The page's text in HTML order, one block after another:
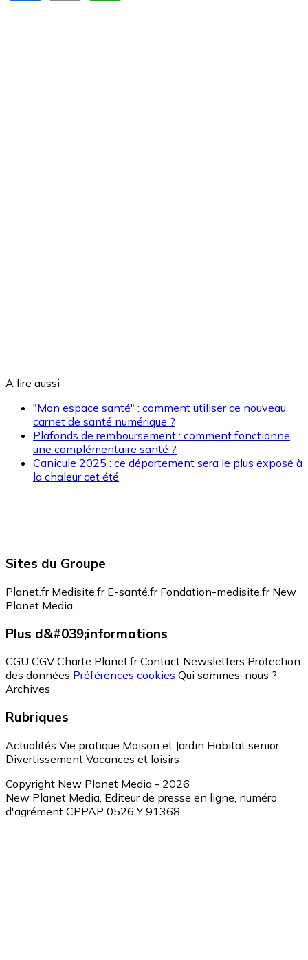
A lire aussi
"Mon espace santé" : comment utiliser ce nouveau
carnet de santé numérique ?
Plafonds de remboursement : comment fonctionne
une complémentaire santé ?
Canicule 2025 : ce département sera le plus exposé à
la chaleur cet été
Sites du Groupe
Planet.fr Medisite.fr E-santé.fr Fondation-medisite.fr New
Planet Media
Plus d&#039;informations
CGU CGV Charte Planet.fr Contact Newsletters Protection
des données Préférences cookies Qui sommes-nous ?
Archives
Rubriques
Actualités Vie pratique Maison et Jardin Habitat senior
Divertissement Vacances et loisirs
Copyright New Planet Media - 2026
New Planet Media, Editeur de presse en ligne, numéro
d'agrément CPPAP 0526 Y 91368